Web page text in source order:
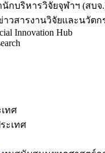
นักบริหารวิจัยจุฬาฯ (สบจ
าวสารงานวิจัยและนวัตก
Innovation Hub
ทศ
ะเทศ